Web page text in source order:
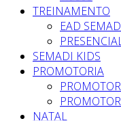
TREINAMENTO
EAD
SEMADI KIDS
PROMOTORIA
NATAL